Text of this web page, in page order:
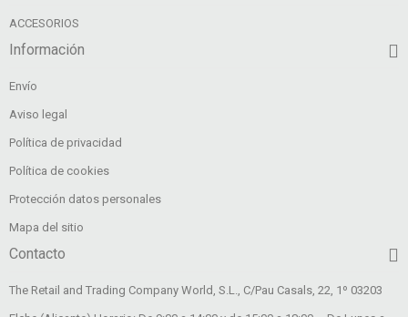
ACCESORIOS
Información
Envío
Aviso legal
Política de privacidad
Política de cookies
Protección datos personales
Mapa del sitio
Contacto
The Retail and Trading Company World, S.L., C/Pau Casals, 22, 1º 03203